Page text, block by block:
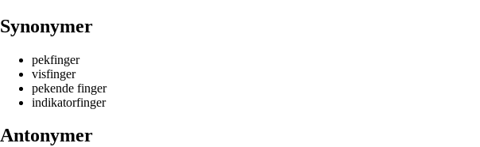
Synonymer
pekfinger
visfinger
pekende finger
indikatorfinger
Antonymer